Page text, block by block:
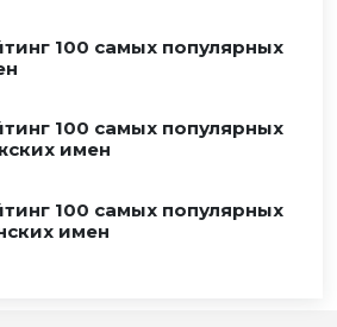
100 самых популярных
100 самых популярных
имен
100 самых популярных
имен